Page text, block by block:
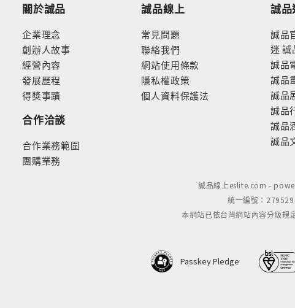
關於誠品
企業理念
創辦人故事
經營內容
發展歷程
得獎事蹟
合作洽談
合作業務範圍
團購業務
誠品線上
常見問題
聯絡我們
網站使用條款
隱私權政策
個人資料保護法
誠
誠品
迷 誠
誠品
誠品
誠品
誠品
誠品
誠品
誠品線上eslite.com -
統一編號：
本網站已依台灣網站內容分級
Passkey Pledge